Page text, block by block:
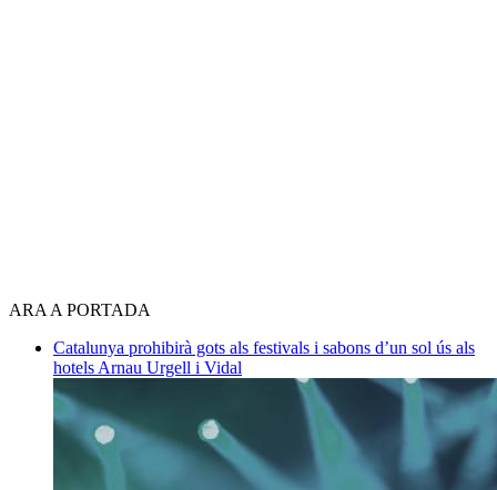
ARA A PORTADA
Catalunya prohibirà gots als festivals i sabons d’un sol ús als
hotels Arnau Urgell i Vidal